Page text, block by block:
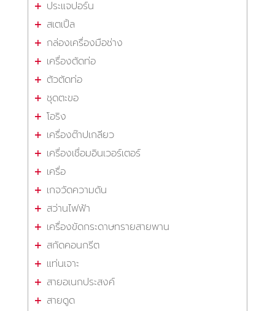
ประแจปอร์น
สเตเปิ้ล
กล่องเครื่องมือช่าง
เครื่องตัดท่อ
ตัวตัดท่อ
ชุดตะขอ
โอริง
เครื่องต๊าปเกลียว
เครื่องเชื่อมอินเวอร์เตอร์
เครื่อ
เกจวัดความดัน
สว่านไฟฟ้า
เครื่องขัดกระดาษทรายสายพาน
สกัดคอนกรีต
แท่นเจาะ
สายอเนกประสงค์
สายดูด